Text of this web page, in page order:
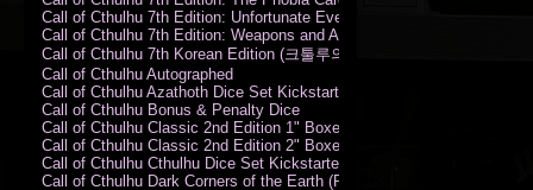
Call of Cthulhu 7th Edition: Unfortunate Events Card Deck
Call of Cthulhu 7th Edition: Weapons and Artifacts Card Deck
Call of Cthulhu 7th Korean Edition (크툴루의 부름: 수호자 룰북)
Call of Cthulhu Autographed
Call of Cthulhu Azathoth Dice Set Kickstarter Edition
Call of Cthulhu Bonus & Penalty Dice
Call of Cthulhu Classic 2nd Edition 1" Boxed Rules Set
Call of Cthulhu Classic 2nd Edition 2" Boxed Rules Set
Call of Cthulhu Cthulhu Dice Set Kickstarter Edition
Call of Cthulhu Dark Corners of the Earth (PC)